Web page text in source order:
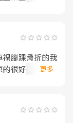
腳踝骨折的我
很好，感謝釋
更多